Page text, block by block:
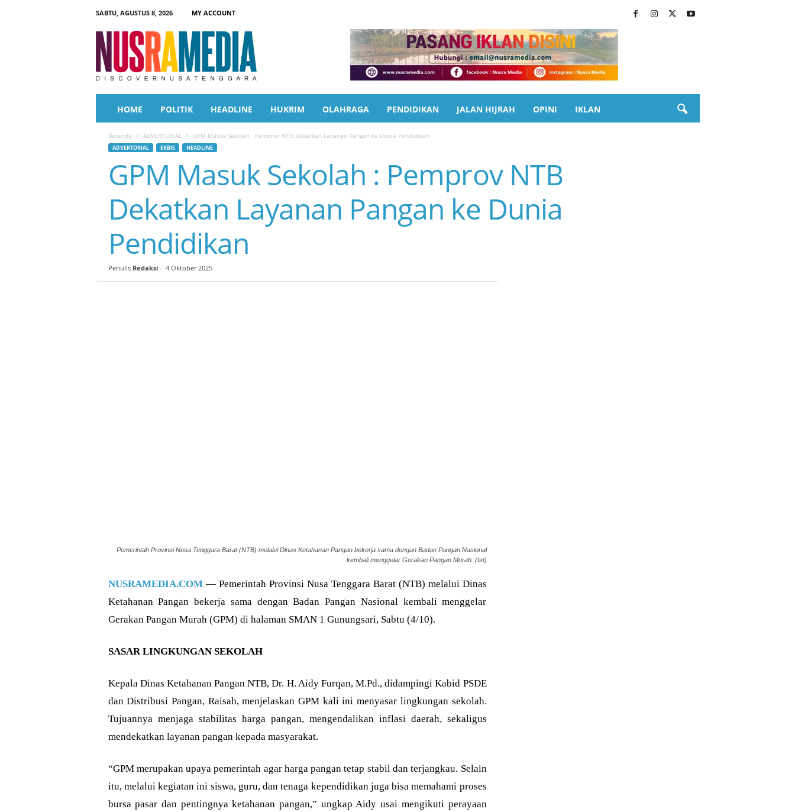
SABTU, AGUSTUS 8, 2026
MY ACCOUNT
a
HOME POLITIK HEADLINE HUKRIM OLAHRAGA PENDIDIKAN JALAN HIJRAH OPINI IKLAN
Beranda ADVERTORIAL GPM Masuk Sekolah : Pemprov NTB Dekatkan Layanan Pangan ke Dunia Pendidikan
ADVERTORIAL EKBIS HEADLINE
GPM Masuk Sekolah : Pemprov NTB
Dekatkan Layanan Pangan ke Dunia
Pendidikan
Penulis Redaksi- 4 Oktober 2025
Pemerintah Provinsi Nusa Tenggara Barat (NTB) melalui Dinas Ketahanan Pangan bekerja sama dengan Badan Pangan Nasional
kembali menggelar Gerakan Pangan Murah. (Ist)
NUSRAMEDIA.COM— Pemerintah Provinsi Nusa Tenggara Barat (NTB) melalui Dinas
Ketahanan Pangan bekerja sama dengan Badan Pangan Nasional kembali menggelar
Gerakan Pangan Murah (GPM) di halaman SMAN 1 Gunungsari, Sabtu (4/10).
SASAR LINGKUNGAN SEKOLAH
Kepala Dinas Ketahanan Pangan NTB, Dr. H. Aidy Furqan, M.Pd., didampingi Kabid PSDE
dan Distribusi Pangan, Raisah, menjelaskan GPM kali ini menyasar lingkungan sekolah.
Tujuannya menjaga stabilitas harga pangan, mengendalikan inflasi daerah, sekaligus
mendekatkan layanan pangan kepada masyarakat.
“GPM merupakan upaya pemerintah agar harga pangan tetap stabil dan terjangkau. Selain
itu, melalui kegiatan ini siswa, guru, dan tenaga kependidikan juga bisa memahami proses
bursa pasar dan pentingnya ketahanan pangan,” ungkap Aidy usai mengikuti perayaan